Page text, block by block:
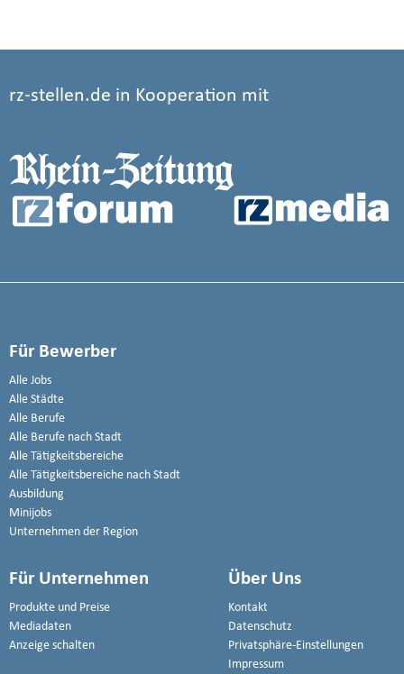
rz-stellen.de in Kooperation mit
Für Bewerber
Alle Jobs
Alle Städte
Alle Berufe
Alle Berufe nach Stadt
Alle Tätigkeitsbereiche
Alle Tätigkeitsbereiche nach Stadt
Ausbildung
Minijobs
Unternehmen der Region
Für Unternehmen
Produkte und Preise
Mediadaten
Anzeige schalten
Über Uns
Kontakt
Datenschutz
Privatsphäre-Einstellungen
Impressum